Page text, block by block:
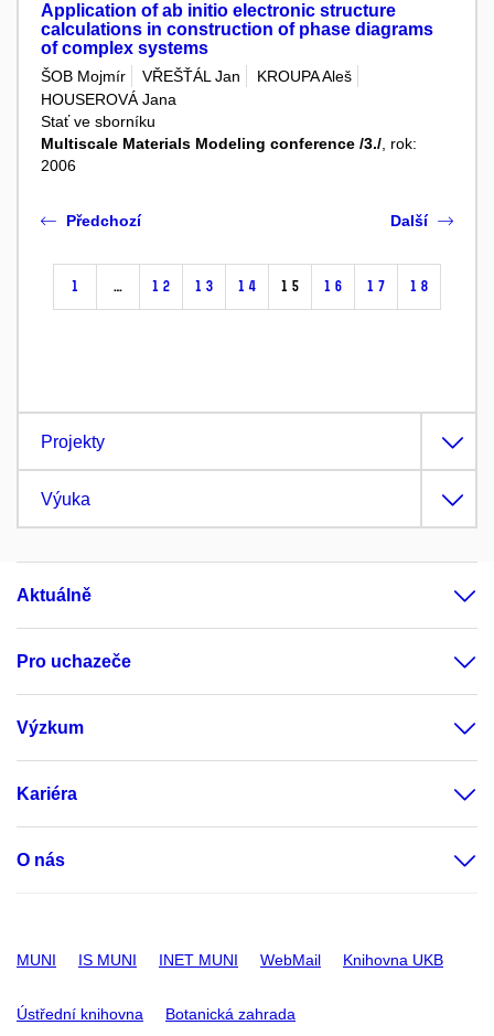
Application of ab initio electronic structure
calculations in construction of phase diagrams
of complex systems
ŠOB Mojmír VŘEŠŤÁL Jan
KROUPA Aleš
HOUSEROVÁ Jana
Stať ve sborníku
Multiscale Materials Modeling conference /3./ , rok:
2006
Předchozí
1 … 12 13 14 15 16 17 18
Další
Projekty
Výuka
Aktuálně
Pro uchazeče
Výzkum
Kariéra
O nás
MUNI IS MUNI INET MUNI WebMail Knihovna UKB
Ústřední knihovna Botanická zahrada